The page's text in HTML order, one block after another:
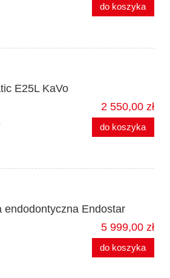
do koszyka
E25L KaVo
2 550,00 zł
do koszyka
endodontyczna Endostar
5 999,00 zł
do koszyka